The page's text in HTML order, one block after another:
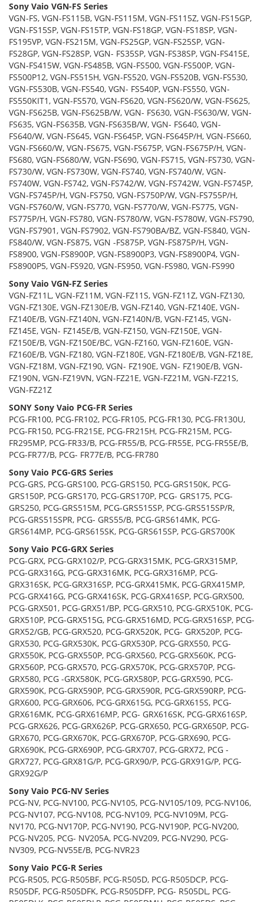
Sony Vaio VGN-FS Series
VGN-FS, VGN-FS115B, VGN-FS115M, VGN-FS115Z, VGN-FS15GP,
VGN-FS15SP, VGN-FS15TP, VGN-FS18GP, VGN-FS18SP, VGN-
FS195VP, VGN-FS215M, VGN-FS25GP, VGN-FS25SP, VGN-
FS28GP, VGN-FS28SP, VGN- FS35SP, VGN-FS38SP, VGN-FS415E,
VGN-FS415W, VGN-FS485B, VGN-FS500, VGN-FS500P, VGN-
FS500P12, VGN-FS515H, VGN-FS520, VGN-FS520B, VGN-FS530,
VGN-FS530B, VGN-FS540, VGN- FS540P, VGN-FS550, VGN-
FS550KIT1, VGN-FS570, VGN-FS620, VGN-FS620/W, VGN-FS625,
VGN-FS625B, VGN-FS625B/W, VGN- FS630, VGN-FS630/W, VGN-
FS635, VGN-FS635B, VGN-FS635B/W, VGN- FS640, VGN-
FS640/W, VGN-FS645, VGN-FS645P, VGN-FS645P/H, VGN-FS660,
VGN-FS660/W, VGN-FS675, VGN-FS675P, VGN-FS675P/H, VGN-
FS680, VGN-FS680/W, VGN-FS690, VGN-FS715, VGN-FS730, VGN-
FS730/W, VGN-FS730W, VGN-FS740, VGN-FS740/W, VGN-
FS740W, VGN-FS742, VGN-FS742/W, VGN-FS742W, VGN-FS745P,
VGN-FS745P/H, VGN-FS750, VGN-FS750P/W, VGN-FS755P/H,
VGN-FS760/W, VGN-FS770, VGN-FS770/W, VGN-FS775, VGN-
FS775P/H, VGN-FS780, VGN-FS780/W, VGN-FS780W, VGN-FS790,
VGN-FS7901, VGN-FS7902, VGN-FS790BA/BZ, VGN-FS840, VGN-
FS840/W, VGN-FS875, VGN -FS875P, VGN-FS875P/H, VGN-
FS8900, VGN-FS8900P, VGN-FS8900P3, VGN-FS8900P4, VGN-
FS8900P5, VGN-FS920, VGN-FS950, VGN-FS980, VGN-FS990
Sony Vaio VGN-FZ Series
VGN-FZ11L, VGN-FZ11M, VGN-FZ11S, VGN-FZ11Z, VGN-FZ130,
VGN-FZ130E, VGN-FZ130E/B, VGN-FZ140, VGN-FZ140E, VGN-
FZ140E/B, VGN-FZ140N, VGN-FZ140N/B, VGN-FZ145, VGN-
FZ145E, VGN- FZ145E/B, VGN-FZ150, VGN-FZ150E, VGN-
FZ150E/B, VGN-FZ150E/BC, VGN-FZ160, VGN-FZ160E, VGN-
FZ160E/B, VGN-FZ180, VGN-FZ180E, VGN-FZ180E/B, VGN-FZ18E,
VGN-FZ18M, VGN-FZ190, VGN- FZ190E, VGN- FZ190E/B, VGN-
FZ190N, VGN-FZ19VN, VGN-FZ21E, VGN-FZ21M, VGN-FZ21S,
VGN-FZ21Z
SONY Sony Vaio PCG-FR Series
PCG-FR100, PCG-FR102, PCG-FR105, PCG-FR130, PCG-FR130U,
PCG-FR150, PCG-FR215E, PCG-FR215H, PCG-FR215M, PCG-
FR295MP, PCG-FR33/B, PCG-FR55/B, PCG-FR55E, PCG-FR55E/B,
PCG-FR77/B, PCG- FR77E/B, PCG-FR780
Sony Vaio PCG-GRS Series
PCG-GRS, PCG-GRS100, PCG-GRS150, PCG-GRS150K, PCG-
GRS150P, PCG-GRS170, PCG-GRS170P, PCG- GRS175, PCG-
GRS250, PCG-GRS515M, PCG-GRS515SP, PCG-GRS515SP/R,
PCG-GRS515SPR, PCG- GRS55/B, PCG-GRS614MK, PCG-
GRS614MP, PCG-GRS615SK, PCG-GRS615SP, PCG-GRS700K
Sony Vaio PCG-GRX Series
PCG-GRX, PCG-GRX102/P, PCG-GRX315MK, PCG-GRX315MP,
PCG-GRX316G, PCG-GRX316MK, PCG-GRX316MP, PCG-
GRX316SK, PCG-GRX316SP, PCG-GRX415MK, PCG-GRX415MP,
PCG-GRX416G, PCG-GRX416SK, PCG-GRX416SP, PCG-GRX500,
PCG-GRX501, PCG-GRX51/BP, PCG-GRX510, PCG-GRX510K, PCG-
GRX510P, PCG-GRX515G, PCG-GRX516MD, PCG-GRX516SP, PCG-
GRX52/GB, PCG-GRX520, PCG-GRX520K, PCG- GRX520P, PCG-
GRX530, PCG-GRX530K, PCG-GRX530P, PCG-GRX550, PCG-
GRX550K, PCG-GRX550P, PCG-GRX560, PCG-GRX560K, PCG-
GRX560P, PCG-GRX570, PCG-GRX570K, PCG-GRX570P, PCG-
GRX580, PCG -GRX580K, PCG-GRX580P, PCG-GRX590, PCG-
GRX590K, PCG-GRX590P, PCG-GRX590R, PCG-GRX590RP, PCG-
GRX600, PCG-GRX606, PCG-GRX615G, PCG-GRX615S, PCG-
GRX616MK, PCG-GRX616MP, PCG- GRX616SK, PCG-GRX616SP,
PCG-GRX626, PCG-GRX626P, PCG-GRX650, PCG-GRX650P, PCG-
GRX670, PCG-GRX670K, PCG-GRX670P, PCG-GRX690, PCG-
GRX690K, PCG-GRX690P, PCG-GRX707, PCG-GRX72, PCG -
GRX727, PCG-GRX81G/P, PCG-GRX90/P, PCG-GRX91G/P, PCG-
GRX92G/P
Sony Vaio PCG-NV Series
PCG-NV, PCG-NV100, PCG-NV105, PCG-NV105/109, PCG-NV106,
PCG-NV107, PCG-NV108, PCG-NV109, PCG-NV109M, PCG-
NV170, PCG-NV170P, PCG-NV190, PCG-NV190P, PCG-NV200,
PCG-NV205, PCG- NV205A, PCG-NV209, PCG-NV290, PCG-
NV309, PCG-NV55E/B, PCG-NVR23
Sony Vaio PCG-R Series
PCG-R505, PCG-R505BF, PCG-R505D, PCG-R505DCP, PCG-
R505DF, PCG-R505DFK, PCG-R505DFP, PCG- R505DL, PCG-